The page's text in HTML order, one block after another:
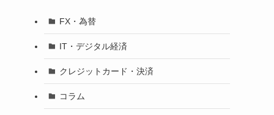
FX・為替
IT・デジタル経済
クレジットカード・決済
コラム